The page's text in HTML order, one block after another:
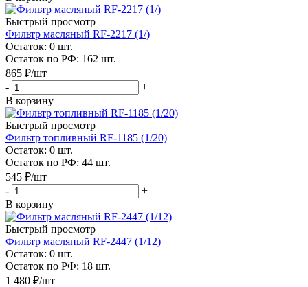
Быстрый просмотр
Фильтр масляный RF-2217 (1/)
Остаток: 0 шт.
Остаток по РФ: 162 шт.
865 ₽/шт
-
+
В корзину
Быстрый просмотр
Фильтр топливный RF-1185 (1/20)
Остаток: 0 шт.
Остаток по РФ: 44 шт.
545 ₽/шт
-
+
В корзину
Быстрый просмотр
Фильтр масляный RF-2447 (1/12)
Остаток: 0 шт.
Остаток по РФ: 18 шт.
1 480 ₽/шт